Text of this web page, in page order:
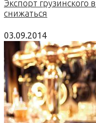
Экспорт грузинского
снижаться
03.09.2014